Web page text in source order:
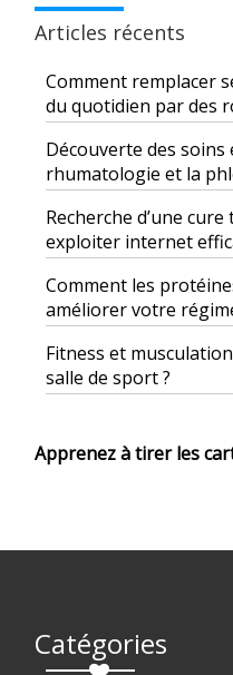
Articles récents
Comment remplacer
du quotidien par des
Découverte des
rhumatologie et la
Recherche d’une
exploiter internet
Comment les
améliorer votre
Fitness et
salle de sport ?
Apprenez à tirer les
Catégories